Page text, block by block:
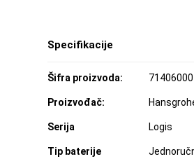
Specifikacije
Šifra proizvoda: 71406000
Proizvođač:
Serija Logis
Tip baterije